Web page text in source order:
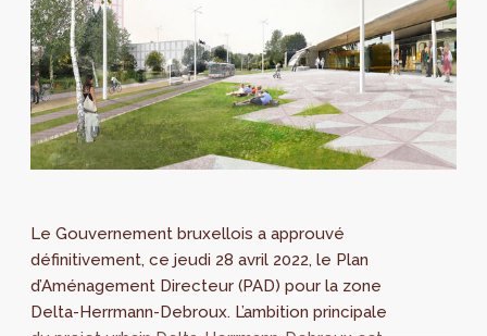
Le Gouvernement bruxellois a approuvé
définitivement, ce jeudi 28 avril 2022, le Plan
d’Aménagement Directeur (PAD) pour la zone
Delta-Herrmann-Debroux. L’ambition principale